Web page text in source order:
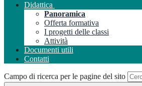
Didattica
Panoramica
Offerta formativa
I progetti delle classi
Attività
Documenti utili
Contatti
Campo di ricerca per le pagine del sito